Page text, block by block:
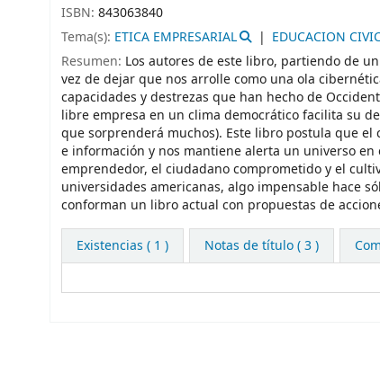
ISBN: 843063840
Tema(s): ETICA EMPRESARIAL EDUCACION
Resumen: Los autores de este libro, partiendo de
vez de dejar que nos arrolle como una ola
capacidades y destrezas que han hecho de
libre empresa en un clima democrático facilita su
que sorprenderá muchos). Este libro postula que
e información y nos mantiene alerta un universo
emprendedor, el ciudadano comprometido y el
universidades americanas, algo impensable hace
conforman un libro actual con propuestas de
Existencias ( 1 ) Notas de título ( 3 )